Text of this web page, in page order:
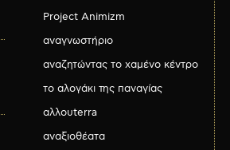
Project Animizm
αναγνωστήριο
αναζητώντας το χαμένο κέντρο
το αλογάκι της παναγίας
αλλουterra
αναξιοθέατα